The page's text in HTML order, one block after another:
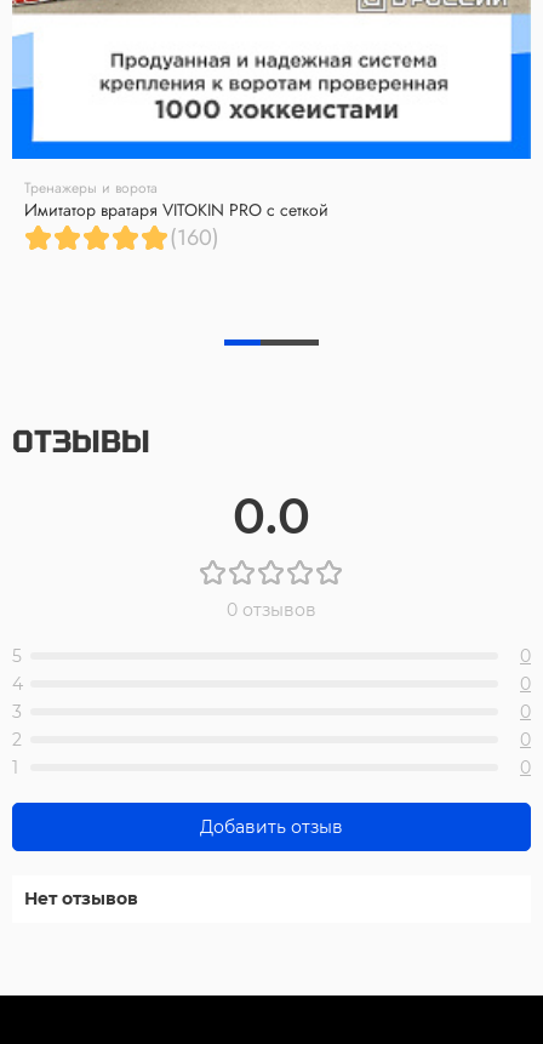
Тренажеры и ворота
Имитатор вратаря VITOKIN PRO с сеткой
(160)
ОТЗЫВЫ
0.0
0 отзывов
5
0
4
0
3
0
2
0
1
0
Добавить отзыв
Нет отзывов